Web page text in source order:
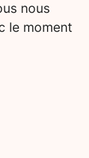
nous
le moment